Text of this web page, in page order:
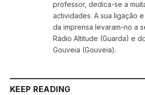
professor, dedica-se a
actividades. A sua ligação
da imprensa levaram-no a
Rádio Altitude (Guarda) e
Gouveia (Gouveia).
KEEP READING